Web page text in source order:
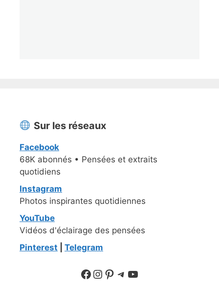
Sur les réseaux
Facebook
68K abonnés • Pensées et extraits
quotidiens
Instagram
Photos inspirantes quotidiennes
YouTube
Vidéos d'éclairage des pensées
Pinterest
Telegram
Suivre sur Facebook
Suivre sur Instagram
Pinterest
Sur Telegram
YouTube